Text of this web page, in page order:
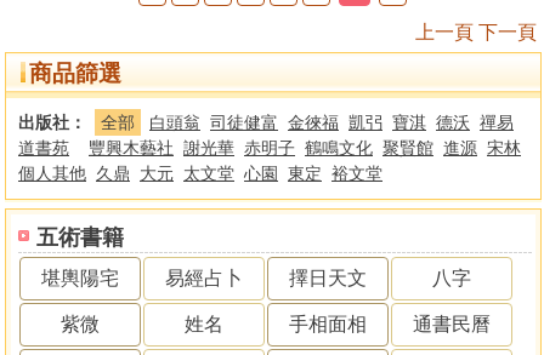
五術書籍
堪輿陽宅 易經占卜 擇日天文 八字
紫微 姓名 手相面相 通書民曆
上一頁 下一頁
商品篩選
出版社： 全部 白頭翁 司徒健富 金徠福 凱弜 寶淇 德沃 禪易
道書苑
豐興木藝社 謝光華 赤明子 鶴鳴文化 聚賢館 進源 宋林
個人其他 久鼎 大元 太文堂 心園 東定 裕文堂